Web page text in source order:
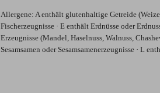
Allergene: A enthält glutenhaltige Getreide
Fischerzeugnisse · E enthält Erdnüsse oder
Erzeugnisse (Mandel, Haselnuss, Walnuss,
Sesamsamen oder Sesamsamenerzeugnisse · L